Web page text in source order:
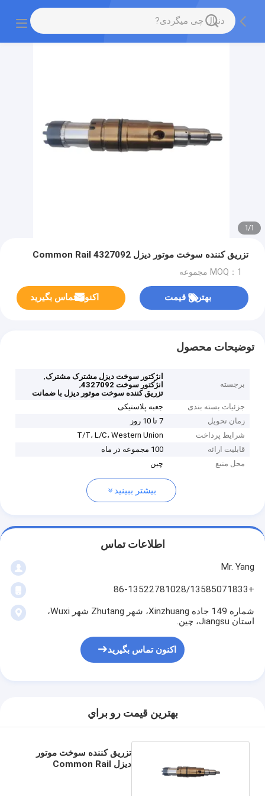
1
/
1
تزریق کننده سوخت موتور دیزل Common Rail 4327092
MOQ：1 مجموعه
بهترین قیمت اکنون تماس بگیرید
توضیحات محصول
برجسته
انژکتور سوخت دیزل مشترک مشترک,
انژکتور سوخت 4327092
,
تزریق کننده سوخت موتور دیزل با ضمانت
جزئیات بسته بندی
جعبه پلاستیکی
زمان تحویل
7 تا 10 روز
شرایط پرداخت
T/T، L/C، Western Union
قابلیت ارائه
100 مجموعه در ماه
محل منبع
چین
بیشتر ببینید
اطلاعات تماس
Mr. Yang
+86-13522781028/13585071833
شماره 149 جاده Xinzhuang، شهر Zhutang شهر Wuxi،
استان Jiangsu، چین.
اکنون تماس بگیرید
بهترين قيمت رو براي
تزریق کننده سوخت موتور
دیزل Common Rail